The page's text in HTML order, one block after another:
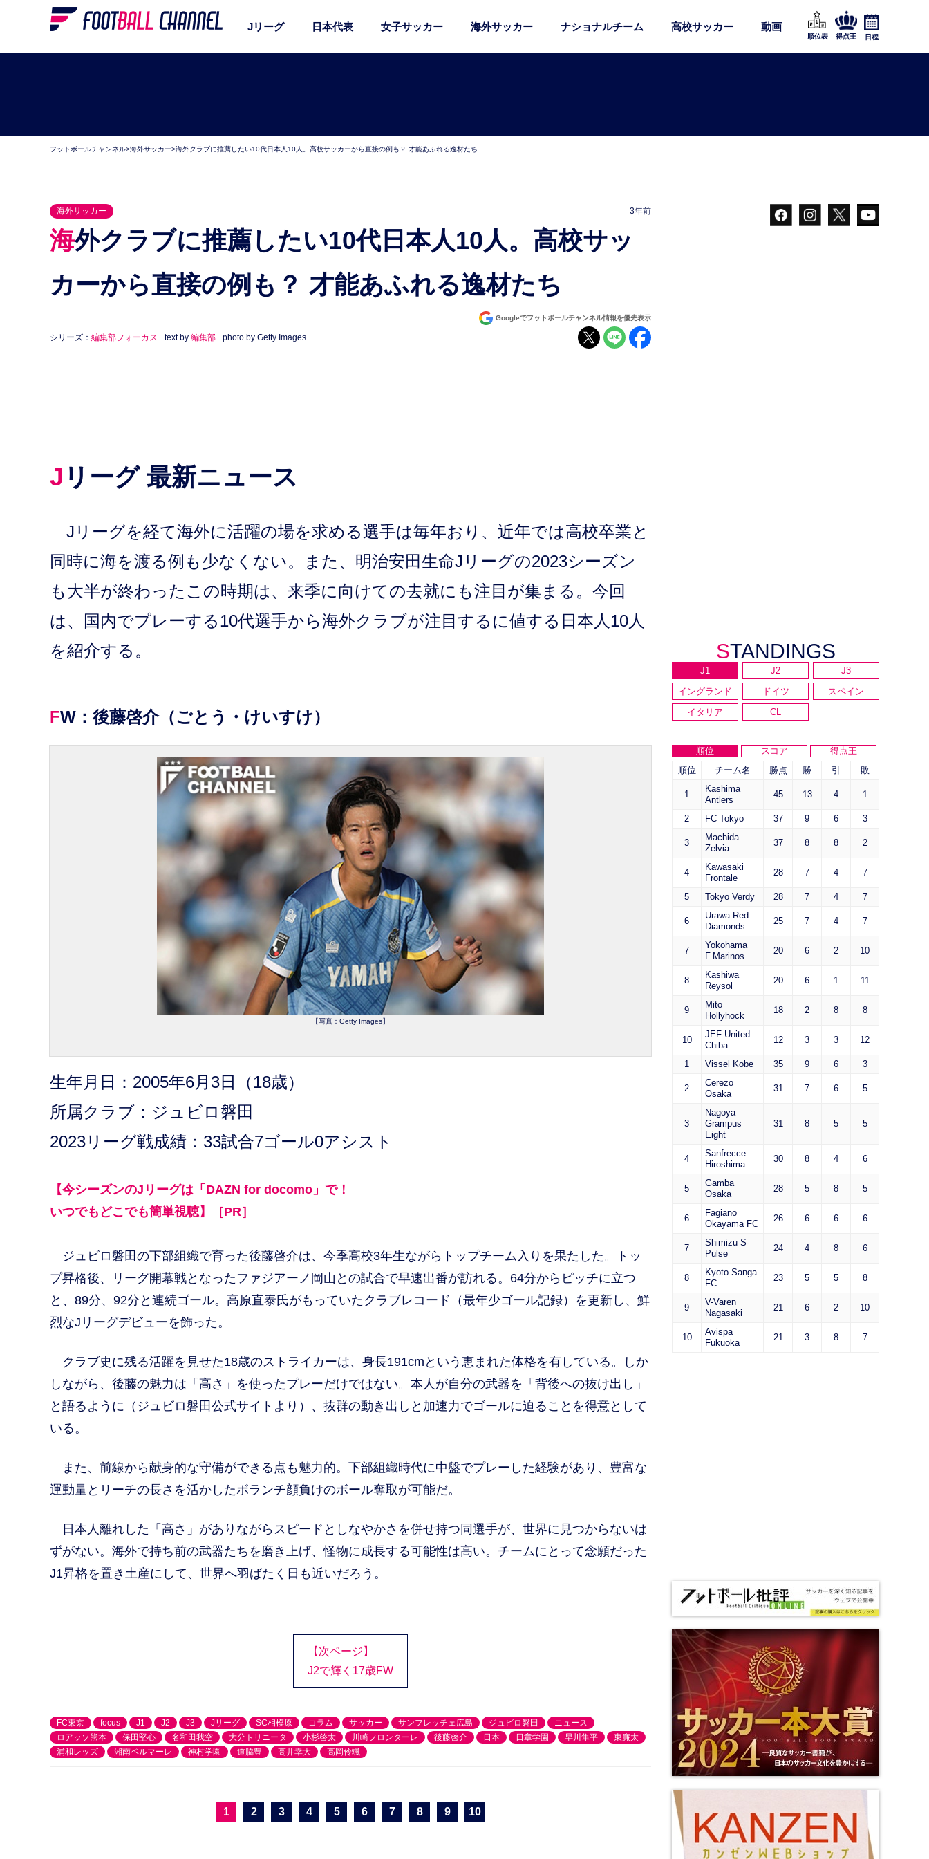
Jリーグ 日本代表 女子サッカー 海外サッカー ナショナルチーム 高校サッカー 動画
順位表 得点王 日程
フットボールチャンネル>海外サッカー>海外クラブに推薦したい10代日本人10人。高校サッカーから直接の例も？ 才能あふれる逸材たち
海外サッカー 3年前
海外クラブに推薦したい10代日本人10人。高校サッ
カーから直接の例も？ 才能あふれる逸材たち
Googleでフットボールチャンネル情報を優先表示
シリーズ： 編集部フォーカス text by 編集部 photo by Getty Images
Jリーグ 最新ニュース
Jリーグを経て海外に活躍の場を求める選手は毎年おり、近年では高校卒業と
同時に海を渡る例も少なくない。また、明治安田生命Jリーグの2023シーズン
も大半が終わったこの時期は、来季に向けての去就にも注目が集まる。今回
は、国内でプレーする10代選手から海外クラブが注目するに値する日本人10人
を紹介する。
FW：後藤啓介（ごとう・けいすけ）
【写真：Getty Images】
生年月日：2005年6月3日（18歳）
所属クラブ：ジュビロ磐田
2023リーグ戦成績：33試合7ゴール0アシスト
【今シーズンのJリーグは「DAZN for docomo」で！
いつでもどこでも簡単視聴】［PR］
ジュビロ磐田の下部組織で育った後藤啓介は、今季高校3年生ながらトップチーム入りを果たした。トッ
プ昇格後、リーグ開幕戦となったファジアーノ岡山との試合で早速出番が訪れる。64分からピッチに立つ
と、89分、92分と連続ゴール。高原直泰氏がもっていたクラブレコード（最年少ゴール記録）を更新し、鮮
烈なJリーグデビューを飾った。
クラブ史に残る活躍を見せた18歳のストライカーは、身長191cmという恵まれた体格を有している。しか
しながら、後藤の魅力は「高さ」を使ったプレーだけではない。本人が自分の武器を「背後への抜け出し」
と語るように（ジュビロ磐田公式サイトより）、抜群の動き出しと加速力でゴールに迫ることを得意として
いる。
また、前線から献身的な守備ができる点も魅力的。下部組織時代に中盤でプレーした経験があり、豊富な
運動量とリーチの長さを活かしたボランチ顔負けのボール奪取が可能だ。
日本人離れした「高さ」がありながらスピードとしなやかさを併せ持つ同選手が、世界に見つからないは
ずがない。海外で持ち前の武器たちを磨き上げ、怪物に成長する可能性は高い。チームにとって念願だった
J1昇格を置き土産にして、世界へ羽ばたく日も近いだろう。
【次ページ】
J2で輝く17歳FW
FC東京 focus J1 J2 J3 Jリーグ SC相模原 コラム サッカー サンフレッチェ広島 ジュビロ磐田
ニュース
ロアッソ熊本
保田堅心 名和田我空 大分トリニータ 小杉啓太 川崎フロンターレ 後藤啓介 日本 日章学園 早川隼平
東廉太
浦和レッズ
湘南ベルマーレ 神村学園 道脇豊 高井幸大 高岡伶颯
1 2 3 4 5 6 7 8 9 10
STANDINGS
J1 J2
J3
イングランド
ドイツ
スペイン
イタリア
CL
順位 スコア
得点王
順位
チーム名 勝点 勝 引 敗
1
Kashima
Antlers
45 13 4 1
2 FC Tokyo 37 9 6 3
3
Machida
Zelvia
37 8 8 2
4
Kawasaki
Frontale
28 7 4 7
5 Tokyo Verdy 28 7 4 7
6
Urawa Red
Diamonds
25 7 4 7
7
Yokohama
F.Marinos
20 6 2 10
8
Kashiwa
Reysol
20 6 1 11
9
Mito
Hollyhock
18 2 8 8
10
JEF United
Chiba
12 3 3 12
1 Vissel Kobe 35 9 6 3
2
Cerezo
Osaka
31 7 6 5
3
Nagoya
Grampus
Eight
31 8 5 5
4
Sanfrecce
Hiroshima
30 8 4 6
5
Gamba
Osaka
28 5 8 5
6
Fagiano
Okayama FC
26 6 6 6
7
Shimizu S-
Pulse
24 4 8 6
8
Kyoto Sanga
FC
23 5 5 8
9
V-Varen
Nagasaki
21 6 2 10
10
Avispa
Fukuoka
21 3 8 7